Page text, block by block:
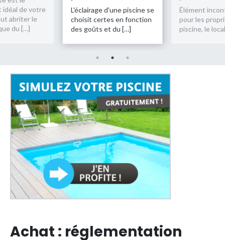
L'éclairage d'une piscine se
choisit certes en fonction
des goûts et du […]
Élément incontournable
pour les propriétaires de
piscine, le local […]
Achat : réglementation